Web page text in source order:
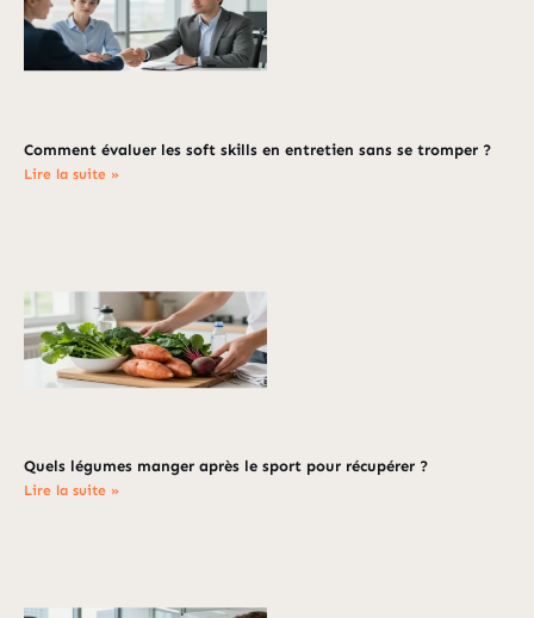
Comment évaluer les soft skills en entretien sans se tromper ?
Lire la suite »
Quels légumes manger après le sport pour récupérer ?
Lire la suite »